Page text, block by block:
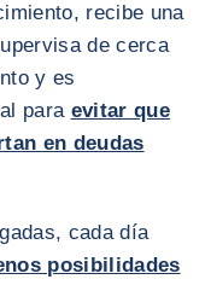
recibe una
de cerca
y es
para evitar que
en deudas
cada día
posibilidades